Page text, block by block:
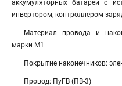
аккумуляторных батарей с
инвертором, контроллером
Материал провода и
марки М1
Покрытие наконечников:
Провод: ПуГВ (ПВ-3)